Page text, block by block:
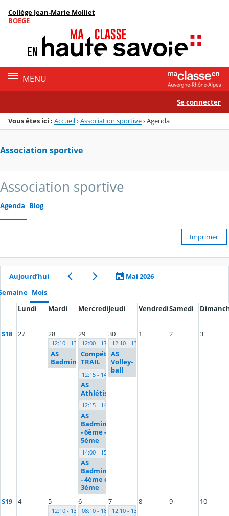
Menu de la rubrique
Contenu
Collège Jean-Marie Molliet
BOEGE
MENU
Se connecter
Vous êtes ici : Accueil›Association sportive›Agenda
Association sportive
Association sportive
Agenda Blog
Imprimer
Aujourd’hui
Mai 2026
Mois
Lundi
Mardi MercrediJeudi VendrediSamedi
S18 27 28
12:10 - 13:00
AS
Badminton
29
12:00 - 17:30
Compétition
TRAIL
12:15 - 14:45
AS
Athlétisme
12:15 - 14:00
AS
Badminton
- 6ème -
5ème
14:00 - 15:30
AS
Badminton
- 4ème et
3ème
30
12:10 - 13:00
AS
Volley-
ball
1 2 3
S19 4 5
12:10 - 13:00
6
08:10 - 18:00
7
12:10 - 13:00
8 9 10